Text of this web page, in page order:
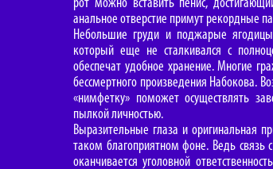
рот можно вставить пенис,
анальное отверстие примут рекордные
Небольшие груди и поджарые ягодицы
который еще не сталкивался с
обеспечат удобное хранение. Многие
бессмертного произведения Набокова.
«нимфетку» поможет осуществлять
пылкой личностью.
Выразительные глаза и оригинальная
таком благоприятном фоне. Ведь связь
оканчивается уголовной